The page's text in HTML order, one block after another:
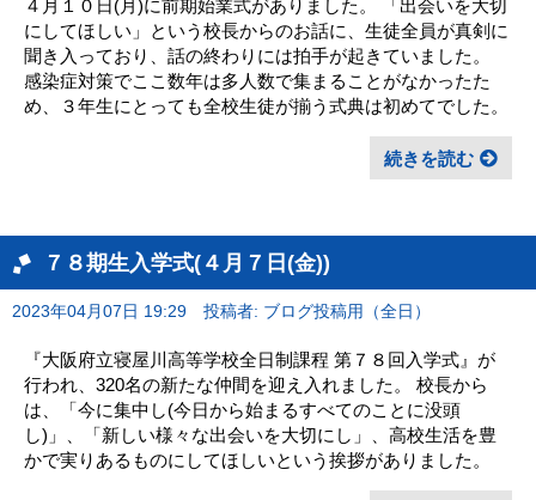
４月１０日(月)に前期始業式がありました。 「出会いを大切
にしてほしい」という校長からのお話に、生徒全員が真剣に
聞き入っており、話の終わりには拍手が起きていました。
感染症対策でここ数年は多人数で集まることがなかったた
め、３年生にとっても全校生徒が揃う式典は初めてでした。
続きを読む
７８期生入学式(４月７日(金))
2023年04月07日 19:29 投稿者: ブログ投稿用（全日）
『大阪府立寝屋川高等学校全日制課程 第７８回入学式』が
行われ、320名の新たな仲間を迎え入れました。 校長から
は、「今に集中し(今日から始まるすべてのことに没頭
し)」、「新しい様々な出会いを大切にし」、高校生活を豊
かで実りあるものにしてほしいという挨拶がありました。